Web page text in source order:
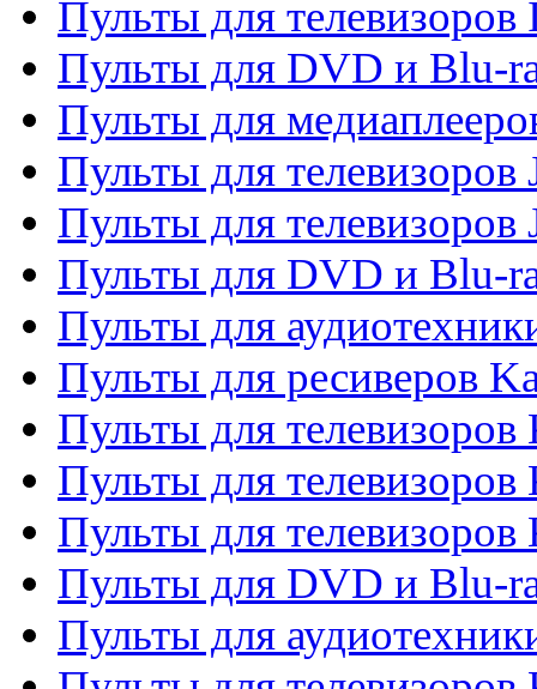
Пульты для телевизоров
Пульты для DVD и Blu-
Пульты для
Пульты для телевизоров
Пульты для телевизоров
Пульты для DVD и Blu-
Пульты для
Пульты для ресиверов
Пульты для телевизоров
Пульты для телевизоров
Пульты для телевизоров
Пульты для DVD и Blu-
Пульты для